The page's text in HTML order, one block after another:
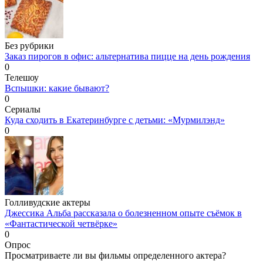
Без рубрики
Заказ пирогов в офис: альтернатива пицце на день рождения
0
Телешоу
Вспышки: какие бывают?
0
Сериалы
Куда сходить в Екатеринбурге с детьми: «Мурмилэнд»
0
Голливудские актеры
Джессика Альба рассказала о болезненном опыте съёмок в
«Фантастической четвёрке»
0
Опрос
Просматриваете ли вы фильмы определенного актера?